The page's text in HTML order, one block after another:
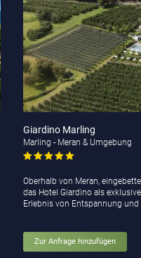
Giardino Marling
Marling - Meran & Umgebung
Oberhalb von Meran,
das Hotel Giardino als
Erlebnis von Entspannung und
Zur Anfrage hinzufügen